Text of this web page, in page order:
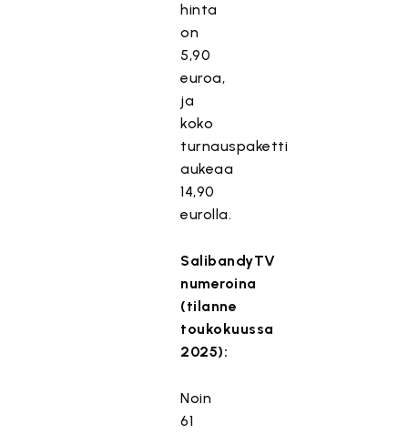
hinta
on
5,90
euroa,
ja
koko
turnauspaketti
aukeaa
14,90
eurolla.
SalibandyTV
numeroina
(tilanne
toukokuussa
2025):
Noin
61